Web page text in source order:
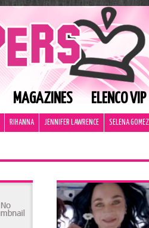
MAGAZINES ELENCO VIP
RIHANNA JENNIFER LAWRENCE SELENA GOMEZ